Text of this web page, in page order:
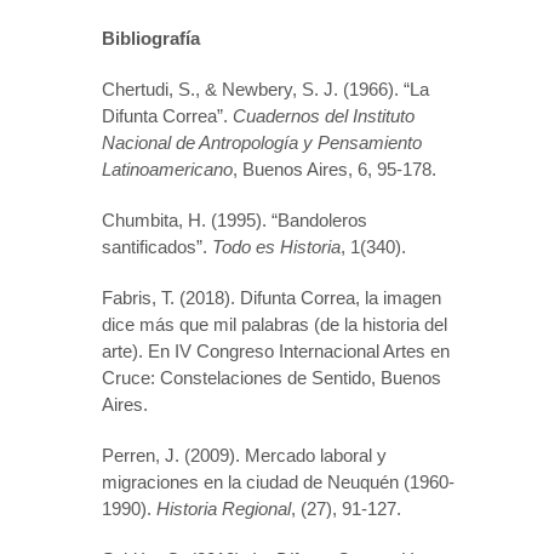
Bibliografía
Chertudi, S., & Newbery, S. J. (1966). “La
Difunta Correa”. Cuadernos del Instituto
Nacional de Antropología y Pensamiento
Latinoamericano, Buenos Aires, 6, 95-178.
Chumbita, H. (1995). “Bandoleros
santificados”. Todo es Historia, 1(340).
Fabris, T. (2018). Difunta Correa, la imagen
dice más que mil palabras (de la historia del
arte). En IV Congreso Internacional Artes en
Cruce: Constelaciones de Sentido, Buenos
Aires.
Perren, J. (2009). Mercado laboral y
migraciones en la ciudad de Neuquén (1960-
1990). Historia Regional, (27), 91-127.